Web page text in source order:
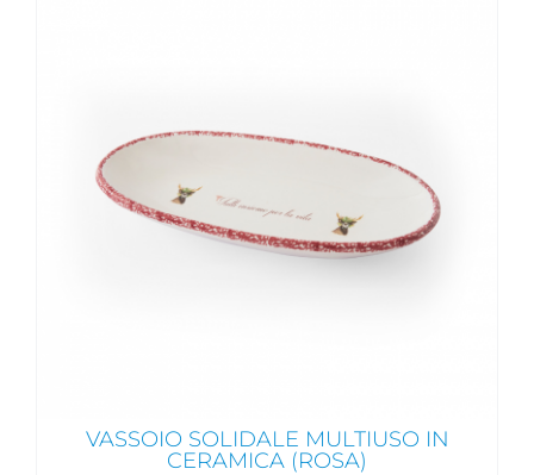
VASSOIO SOLIDALE MULTIUSO IN
CERAMICA (ROSA)